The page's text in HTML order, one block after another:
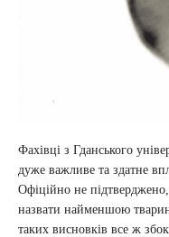
Фахівці з Гданського
дуже важливе та здатне
Офіційно не
назвати найменшою
таких висновків все ж